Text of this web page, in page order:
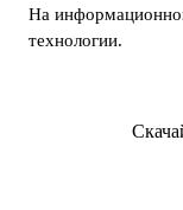
На
технологии.